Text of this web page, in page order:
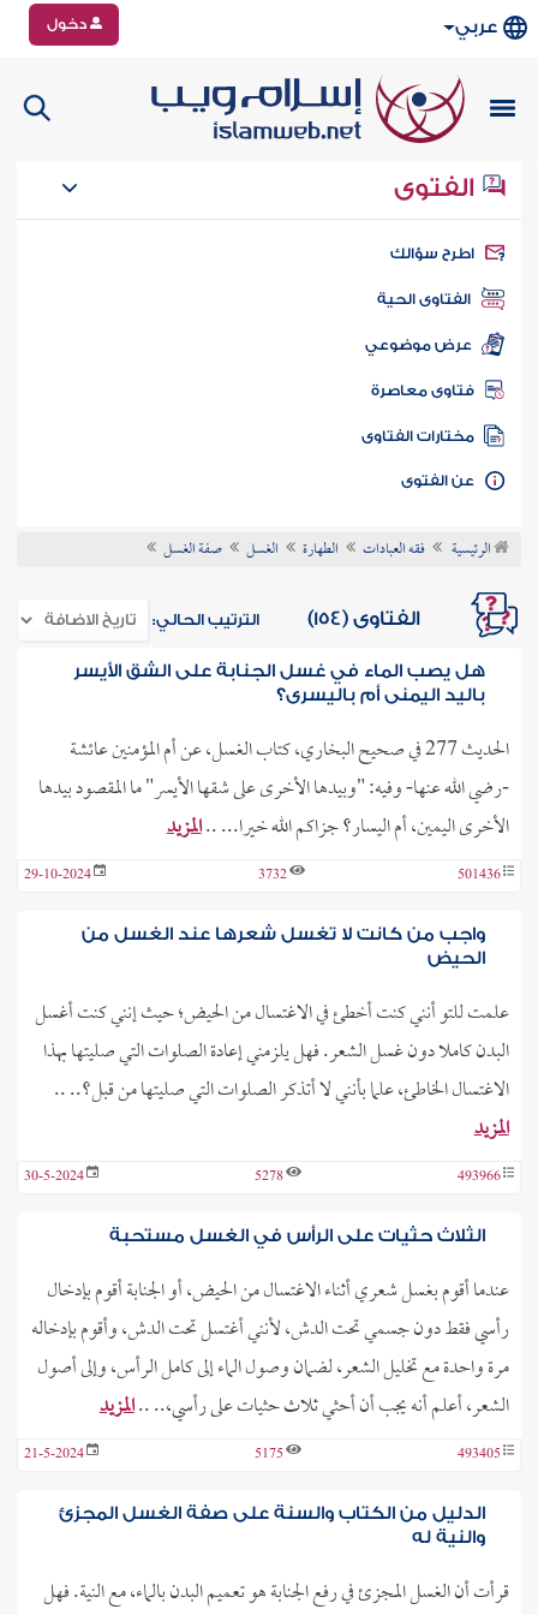
عربي دخول
الفتوى
سؤالك
الفتاوى الحية
عرض موضوعي
فتاوى معاصرة
مختارات الفتاوى
الفتوى
الرئيسية فقه العبادات الطهارة الغسل صفة الغسل
الفتاوى (154) الترتيب الحالي:
هل يصب الماء في غسل الجنابة على الشق الأيسر
باليد اليمنى أم باليسرى؟
الحديث 277 في صحيح البخاري، كتاب الغسل، عن أم المؤمنين عائشة
-رضي الله عنها- وفيه: "وبيدها الأخرى على شقها الأيسر" ما المقصود بيدها
الأخرى اليمين، أم اليسار؟ جزاكم الله خيرا... ..المزيد
501436
3732
29-10-2024
واجب من كانت لا تغسل شعرها عند الغسل من
الحيض
علمت للتو أنني كنت أخطئ في الاغتسال من الحيض؛ حيث إنني كنت أغسل
البدن كاملا دون غسل الشعر. فهل يلزمني إعادة الصلوات التي صليتها بهذا
الاغتسال الخاطئ، علما بأنني لا أتذكر الصلوات التي صليتها من قبل؟.. ..
المزيد
493966
5278
30-5-2024
الثلاث حثيات على الرأس في الغسل مستحبة
عندما أقوم بغسل شعري أثناء الاغتسال من الحيض، أو الجنابة أقوم بإدخال
رأسي فقط دون جسمي تحت الدش، لأنني أغتسل تحت الدش، وأقوم بإدخاله
مرة واحدة مع تخليل الشعر، لضمان وصول الماء إلى كامل الرأس، وإلى أصول
الشعر، أعلم أنه يجب أن أحثي ثلاث حثيات على رأسي،.. ..المزيد
493405
5175
21-5-2024
الدليل من الكتاب والسنة على صفة الغسل المجزئ
والنية له
قرأت أن الغسل المجزئ في رفع الجنابة هو تعميم البدن بالماء، مع النية. فهل